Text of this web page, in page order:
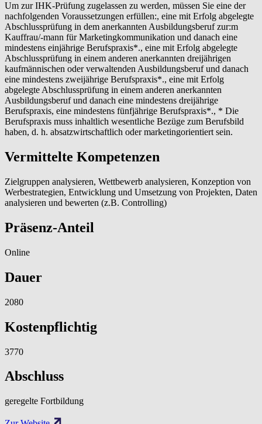
Um zur IHK-Prüfung zugelassen zu werden, müssen Sie eine der
nachfolgenden Voraussetzungen erfüllen:, eine mit Erfolg abgelegte
Abschlussprüfung in dem anerkannten Ausbildungsberuf zur:m
Kauffrau/-mann für Marketingkommunikation und danach eine
mindestens einjährige Berufspraxis*., eine mit Erfolg abgelegte
Abschlussprüfung in einem anderen anerkannten dreijährigen
kaufmännischen oder verwaltenden Ausbildungsberuf und danach
eine mindestens zweijährige Berufspraxis*., eine mit Erfolg
abgelegte Abschlussprüfung in einem anderen anerkannten
Ausbildungsberuf und danach eine mindestens dreijährige
Berufspraxis, eine mindestens fünfjährige Berufspraxis*., * Die
Berufspraxis muss inhaltlich wesentliche Bezüge zum Berufsbild
haben, d. h. absatzwirtschaftlich oder marketingorientiert sein.
Vermittelte Kompetenzen
Zielgruppen analysieren, Wettbewerb analysieren, Konzeption von
Werbestrategien, Entwicklung und Umsetzung von Projekten, Daten
analysieren und bewerten (z.B. Controlling)
Präsenz-Anteil
Online
Dauer
2080
Kostenpflichtig
3770
Abschluss
geregelte Fortbildung